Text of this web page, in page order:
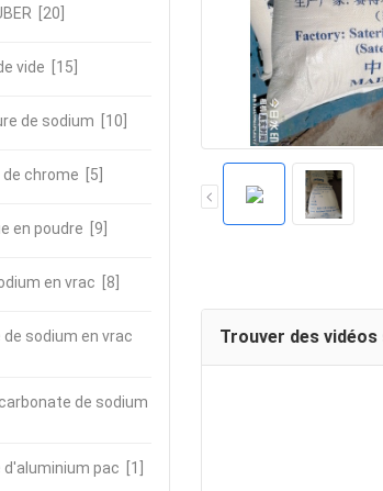
[20]
vide [15]
de sodium [10]
chrome [5]
en poudre [9]
en vrac [8]
sodium en vrac
de sodium
d'aluminium pac [1]
Trouver des